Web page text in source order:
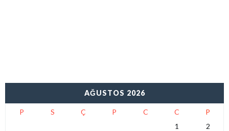
AĞUSTOS 2026
P S Ç P C C
P
1
2